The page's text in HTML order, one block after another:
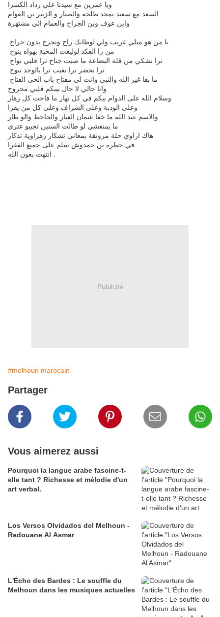
وبا عمرين مع سيدنا علي رداد الكسرا
السعد مع سعيد نمجد طلحة والصبار و الزبير بن العوام
وابن عوف وبن الجراح والعمام الي مشتهرة
يا من هو متلي غريب ولي لوطانك راح وتجرح بدون جراح
من را الفكد لوليعت المحبة بهواه ينوح
ترا نشكي من قلة البضاعة ما صبت جناح ترا قلبي نواح
ترا نحضر ترا نغيب ترا بالوجد نبوح
ما بقا غير الله والنبي وانت لي مفتاح باب الحي الفتاح
وانا حالي لا حال بينكم قلبي مجروح
وسلام الله على الدوام بيكم في كل نهار ما فاحت كل زهار
وعلى الودبة وعلى الشراف وعلى كل من يقرا
والاسم عبد الله ما خفا عتمان العيار والجاحظ والو طار
ما يمنعشي لو طالت السنين تجيبو عترى
هاك اراوي حلة مرونقة بمعاني تشكار زهراوية تذكار
في حظرة بن حمدوش سلم على جميع الفقرا
Publicité
#melhoun marocain
Partager
Vous aimerez aussi
Pourquoi la langue arabe fascine-t-
elle tant ? Richesse et mélodie d'un
art verbal.
Los Versos Olvidados del Melhoun -
Radouane Al Asmar
L'Écho des Bardes : Le souffle du
Melhoun dans les musiques actuelles